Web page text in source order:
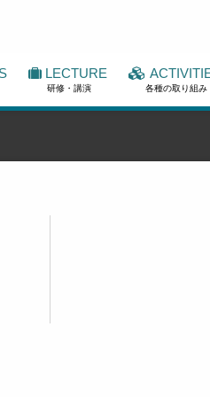
LECTURE
研修・講演 各種の取り組み